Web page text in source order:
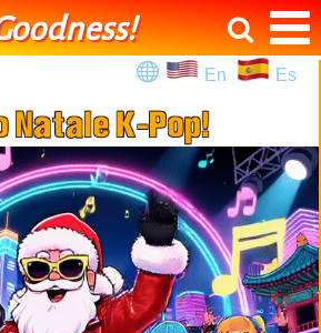
En Es